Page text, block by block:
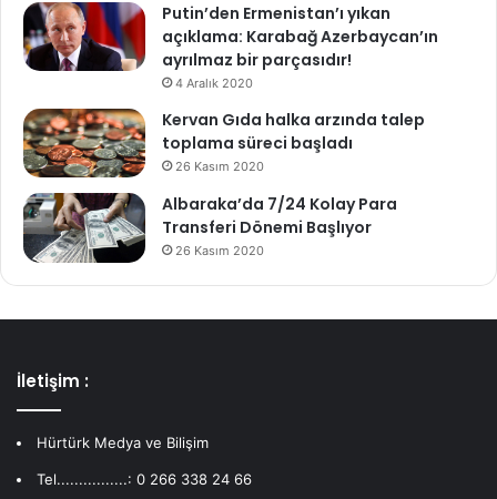
Putin’den Ermenistan’ı yıkan
açıklama: Karabağ Azerbaycan’ın
ayrılmaz bir parçasıdır!
4 Aralık 2020
Kervan Gıda halka arzında talep
toplama süreci başladı
26 Kasım 2020
Albaraka’da 7/24 Kolay Para
Transferi Dönemi Başlıyor
26 Kasım 2020
İletişim :
Hürtürk Medya ve Bilişim
Tel................: 0 266 338 24 66